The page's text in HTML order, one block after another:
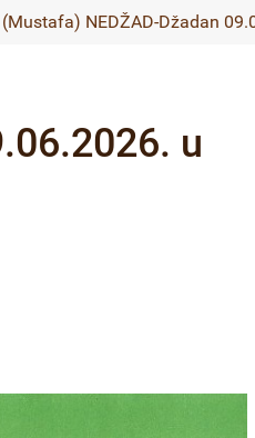
(Mustafa) NEDŽAD-Džadan
u